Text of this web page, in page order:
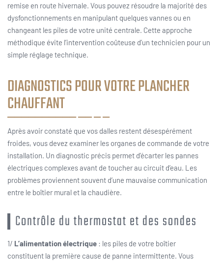
remise en route hivernale. Vous pouvez résoudre la majorité des
dysfonctionnements en manipulant quelques vannes ou en
changeant les piles de votre unité centrale. Cette approche
méthodique évite l’intervention coûteuse d’un technicien pour un
simple réglage technique.
DIAGNOSTICS POUR VOTRE PLANCHER
CHAUFFANT
Après avoir constaté que vos dalles restent désespérément
froides, vous devez examiner les organes de commande de votre
installation. Un diagnostic précis permet d’écarter les pannes
électriques complexes avant de toucher au circuit d’eau. Les
problèmes proviennent souvent d’une mauvaise communication
entre le boîtier mural et la chaudière.
Contrôle du thermostat et des sondes
1/ L’alimentation électrique : les piles de votre boîtier
constituent la première cause de panne intermittente. Vous